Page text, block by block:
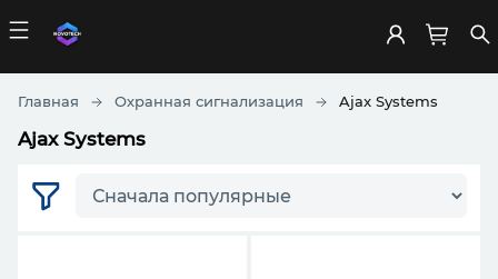
Главная Охранная сигнализация Ajax Systems
Ajax Systems